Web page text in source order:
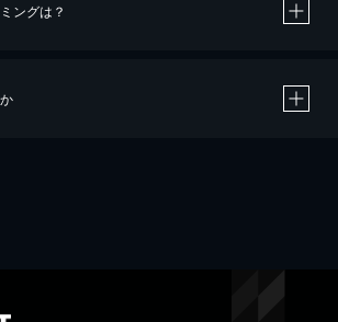
、クレジットカード決済による作品の購入 / レンタルです。
による作品の購入 / レンタルは、20％のポイント還元です。
ングは？